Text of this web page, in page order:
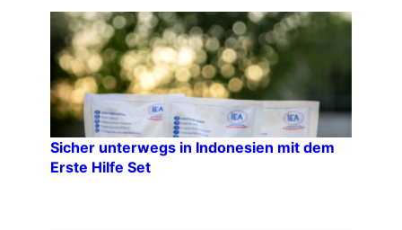
Sicher unterwegs in Indonesien mit dem
Erste Hilfe Set